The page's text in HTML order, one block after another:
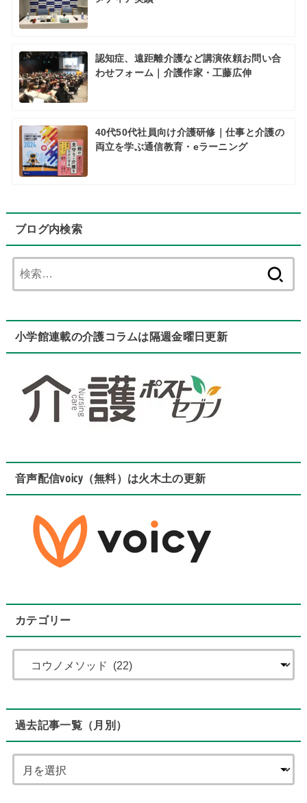
認知症、遠距離介護など講演依頼お問い合
わせフォーム｜介護作家・工藤広伸
40代50代社員向け介護研修｜仕事と介護の
両立を学ぶ通信教育・eラーニング
ブログ内検索
索:
小学館連載の介護コラムは隔週金曜日更新
音声配信voicy（無料）は火木土の更新
カテゴリー
過去記事一覧（月別）